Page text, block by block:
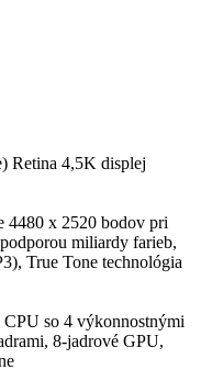
Retina 4,5K displej
4480 x 2520 bodov pri
miliardy farieb,
True Tone technológia
so 4 výkonnostnými
8-jadrové GPU,